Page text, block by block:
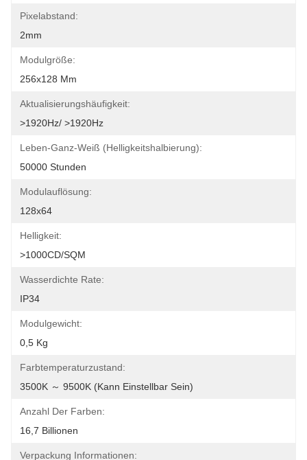
Pixelabstand:
2mm
Modulgröße:
256x128 Mm
Aktualisierungshäufigkeit:
>1920Hz/ >1920Hz
Leben-Ganz-Weiß (Helligkeitshalbierung):
50000 Stunden
Modulauflösung:
128x64
Helligkeit:
>1000CD/SQM
Wasserdichte Rate:
IP34
Modulgewicht:
0,5 Kg
Farbtemperaturzustand:
3500K ～ 9500K (kann Einstellbar Sein)
Anzahl Der Farben:
16,7 Billionen
Verpackung Informationen: